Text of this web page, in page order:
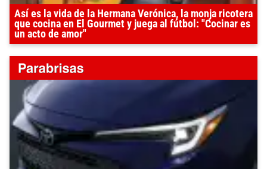
Así es la vida de la Hermana Verónica, la monja ricotera
que cocina en El Gourmet y juega al fútbol: "Cocinar es
un acto de amor"